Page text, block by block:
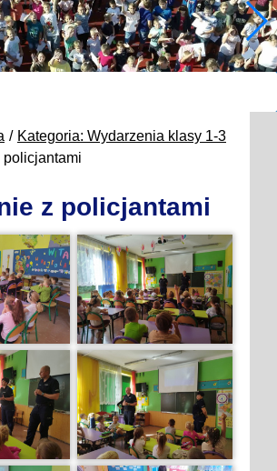
Kategoria: Wydarzenia klasy 1-3
policjantami
z policjantami